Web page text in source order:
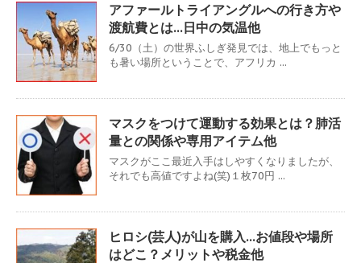
アファールトライアングルへの行き方や
渡航費とは…日中の気温他
6/30（土）の世界ふしぎ発見では、地上でもっと
も暑い場所ということで、アフリカ ...
マスクをつけて運動する効果とは？肺活
量との関係や専用アイテム他
マスクがここ最近入手はしやすくなりましたが、
それでも高値ですよね(笑)１枚70円 ...
ヒロシ(芸人)が山を購入…お値段や場所
はどこ？メリットや税金他